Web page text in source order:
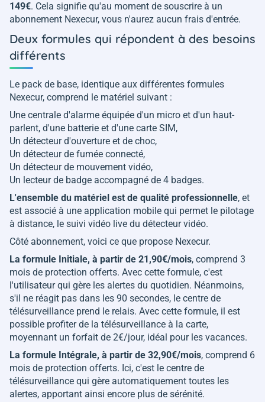
149€. Cela signifie qu'au moment de souscrire à un
abonnement Nexecur, vous n'aurez aucun frais d'entrée.
Deux formules qui répondent à des besoins
différents
Le pack de base, identique aux différentes formules
Nexecur, comprend le matériel suivant :
Une centrale d'alarme équipée d'un micro et d'un haut-
parlent, d'une batterie et d'une carte SIM,
Un détecteur d'ouverture et de choc,
Un détecteur de fumée connecté,
Un détecteur de mouvement vidéo,
Un lecteur de badge accompagné de 4 badges.
L'ensemble du matériel est de qualité professionnelle, et
est associé à une application mobile qui permet le pilotage
à distance, le suivi vidéo live du détecteur vidéo.
Côté abonnement, voici ce que propose Nexecur.
La formule Initiale, à partir de 21,90€/mois, comprend 3
mois de protection offerts. Avec cette formule, c'est
l'utilisateur qui gère les alertes du quotidien. Néanmoins,
s'il ne réagit pas dans les 90 secondes, le centre de
télésurveillance prend le relais. Avec cette formule, il est
possible profiter de la télésurveillance à la carte,
moyennant un forfait de 2€/jour, idéal pour les vacances.
La formule Intégrale, à partir de 32,90€/mois, comprend 6
mois de protection offerts. Ici, c'est le centre de
télésurveillance qui gère automatiquement toutes les
alertes, apportant ainsi encore plus de sérénité.